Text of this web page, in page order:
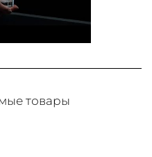
товары